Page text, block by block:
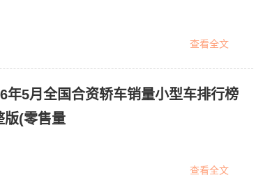
查看全文
年5月全国合资轿车销量小型车排行榜
版(零售量
查看全文